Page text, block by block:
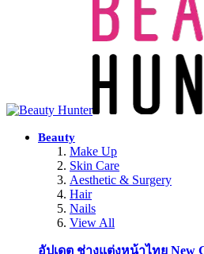
Beauty
Make Up
Skin Care
Aesthetic & Surgery
Hair
Nails
View All
อัปเดต ช่างแต่งหน้าไทย New